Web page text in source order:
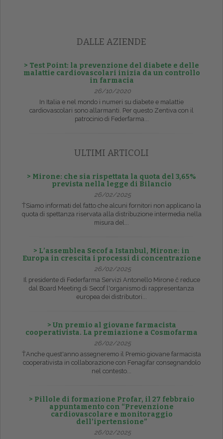
DALLE AZIENDE
> Test Point: la prevenzione del diabete e delle
malattie cardiovascolari inizia da un controllo
in farmacia
26/10/2020
In Italia e nel mondo i numeri su diabete e malattie
cardiovascolari sono allarmanti. Per questo Zentiva con il
patrocinio di Federfarma...
ULTIMI ARTICOLI
> Mirone: che sia rispettata la quota del 3,65%
prevista nella legge di Bilancio
26/02/2025
ŤSiamo informati del fatto che alcuni fornitori non applicano la
quota di spettanza riservata alla distribuzione intermedia nella
misura del...
> L’assemblea Secof a Istanbul, Mirone: in
Europa in crescita i processi di concentrazione
26/02/2025
Il presidente di Federfarma Servizi Antonello Mirone č reduce
dal Board Meeting di Secof l'organismo di rappresentanza
europea dei distributori...
> Un premio al giovane farmacista
cooperativista. La premiazione a Cosmofarma
26/02/2025
ŤAnche quest'anno assegneremo il Premio giovane farmacista
cooperativista in collaborazione con Fenagifar consegnandolo
nel contesto...
> Pillole di formazione Profar, il 27 febbraio
appuntamento con “Prevenzione
cardiovascolare e monitoraggio
dell’ipertensione”
26/02/2025